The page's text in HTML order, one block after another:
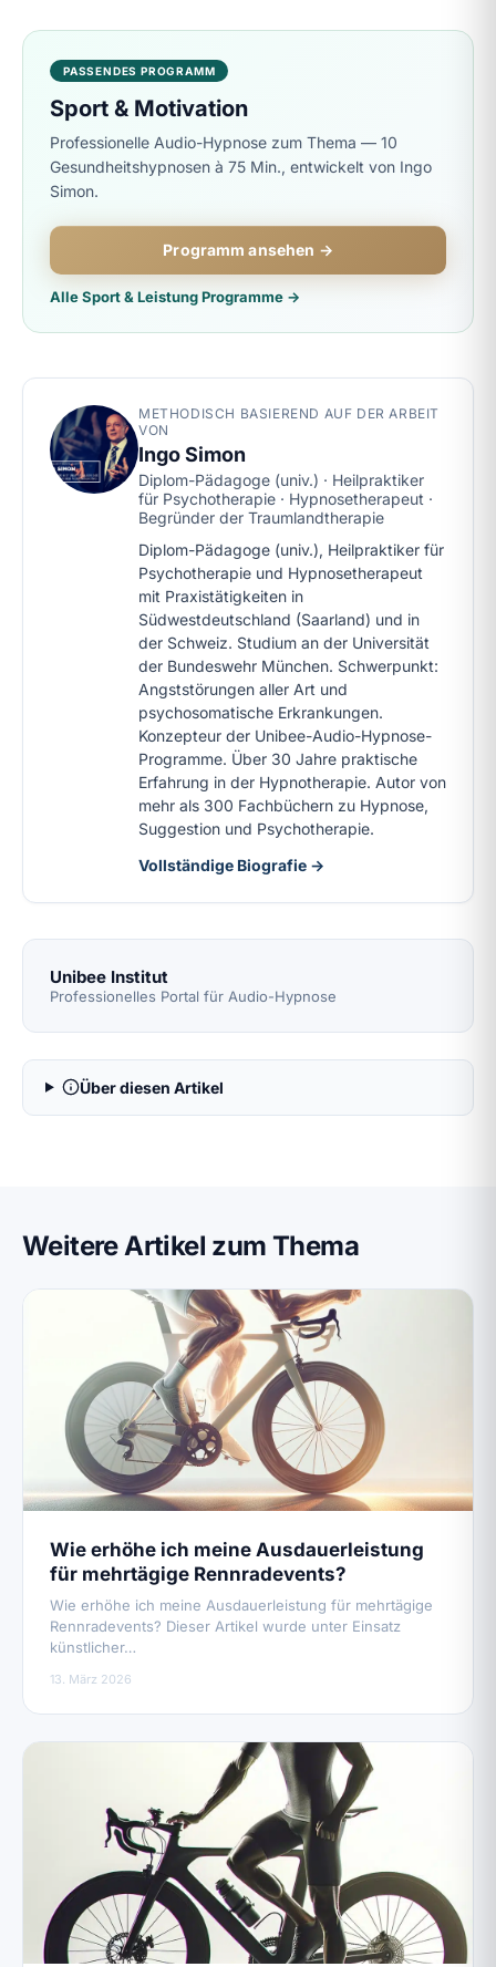
PASSENDES PROGRAMM
Sport & Motivation
Professionelle Audio-Hypnose zum Thema — 10
Gesundheitshypnosen à 75 Min., entwickelt von Ingo
Simon.
Programm ansehen →
Alle Sport & Leistung Programme →
METHODISCH BASIEREND AUF DER ARBEIT
VON
Ingo Simon
Diplom-Pädagoge (univ.) · Heilpraktiker
für Psychotherapie · Hypnosetherapeut ·
Begründer der Traumlandtherapie
Diplom-Pädagoge (univ.), Heilpraktiker für
Psychotherapie und Hypnosetherapeut
mit Praxistätigkeiten in
Südwestdeutschland (Saarland) und in
der Schweiz. Studium an der Universität
der Bundeswehr München. Schwerpunkt:
Angststörungen aller Art und
psychosomatische Erkrankungen.
Konzepteur der Unibee-Audio-Hypnose-
Programme. Über 30 Jahre praktische
Erfahrung in der Hypnotherapie. Autor von
mehr als 300 Fachbüchern zu Hypnose,
Suggestion und Psychotherapie.
Vollständige Biografie →
Unibee Institut
Professionelles Portal für Audio-Hypnose
Über diesen Artikel
Weitere Artikel zum Thema
Wie erhöhe ich meine Ausdauerleistung
für mehrtägige Rennradevents?
Wie erhöhe ich meine Ausdauerleistung für mehrtägige
Rennradevents? Dieser Artikel wurde unter Einsatz
künstlicher…
13. März 2026